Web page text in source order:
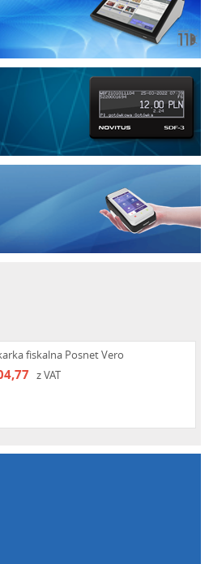
fiskalna Posnet Vero
z VAT